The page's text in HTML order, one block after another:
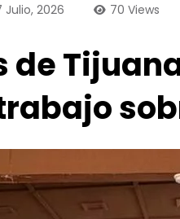
Julio, 2026 70 Views
de